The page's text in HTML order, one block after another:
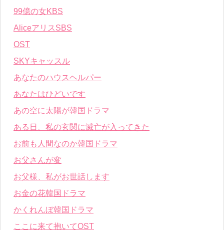
99億の女KBS
AliceアリスSBS
OST
SKYキャッスル
あなたのハウスヘルパー
あなたはひどいです
あの空に太陽が韓国ドラマ
ある日、私の玄関に滅亡が入ってきた
お前も人間なのか韓国ドラマ
お父さんが変
お父様、私がお世話します
お金の花韓国ドラマ
かくれんぼ韓国ドラマ
ここに来て抱いてOST